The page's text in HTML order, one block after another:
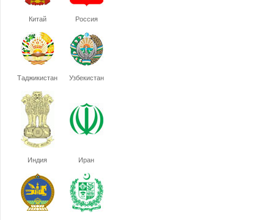
Китай Россия
Таджикистан Узбекистан
Индия Иран